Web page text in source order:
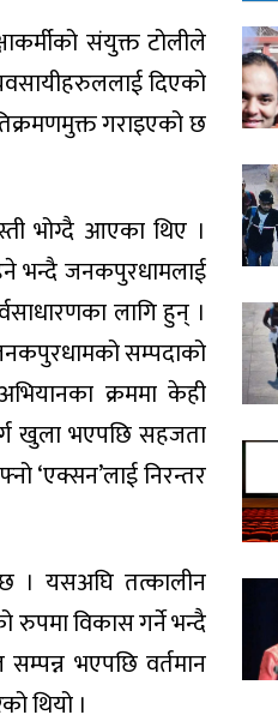
संयुक्त टोलीले
दिएको
गराइएको छ
भोग्दै आएका थिए ।
भन्दै जनकपुरधामलाई
लागि हुन् ।
सम्पदाको
क्रममा केही
खुला भएपछि सहजता
‘एक्सन’लाई निरन्तर
। यसअघि तत्कालीन
रुपमा विकास गर्ने भन्दै
भएपछि वर्तमान
थियो ।